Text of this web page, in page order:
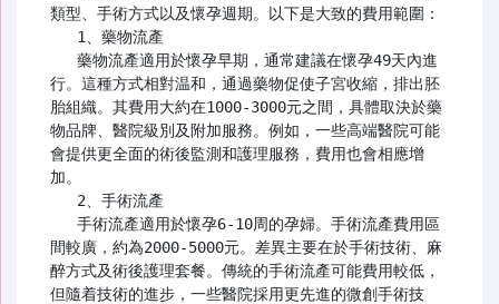
類型、手術方式以及懷孕週期。以下是大致的費用範圍：
行。這種方式相對温和，通過藥物促使子宮收縮，排出胚
胎組織。其費用大約在1000-3000元之間，具體取決於藥
物品牌、醫院級別及附加服務。例如，一些高端醫院可能
會提供更全面的術後監測和護理服務，費用也會相應增
加。
間較廣，約為2000-5000元。差異主要在於手術技術、麻
醉方式及術後護理套餐。傳統的手術流產可能費用較低，
但隨着技術的進步，一些醫院採用更先進的微創手術技